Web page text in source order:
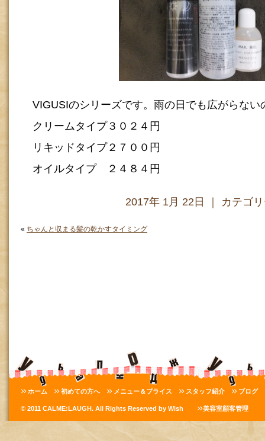
VIGUSIのシリーズです。雨の日でも広がらない
クリームタイプ３０２４円
リキッドタイプ２７００円
オイルタイプ ２４８４円
2017年 1月 22日 ｜ カテゴ
« ちゃんと収まる髪の乾かすタイミング
ホーム 初めての方へ メニュー＆プライス スタッフ紹介 ブログ
© 2011 CALME:LAUGH. All Rights Reserved by Wish 美容室顧客管理